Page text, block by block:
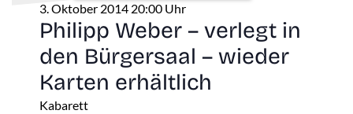
3. Oktober 2014 20:00 Uhr
Philipp Weber – verlegt in
den Bürgersaal – wieder
Karten erhältlich
Kabarett